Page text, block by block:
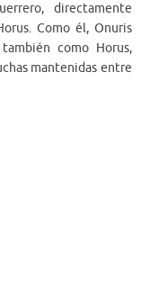
directamente
Como él, Onuris
como Horus,
mantenidas entre